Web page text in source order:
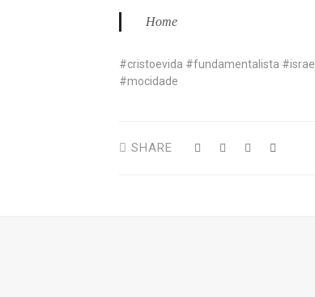
Home
#cristoevida #fundamentalista #israel
#mocidade
SHARE